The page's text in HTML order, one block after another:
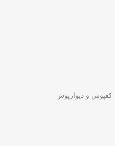
کفپوش و دیوارپوش